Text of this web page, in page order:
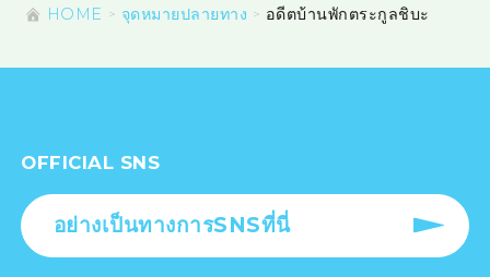
HOME จุดหมายปลายทาง อดีตบ้านพักตระกูลชิบะ
OFFICIAL SNS
อย่างเป็นทางการSNSที่นี่